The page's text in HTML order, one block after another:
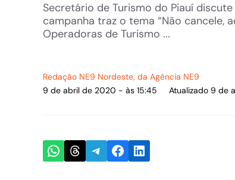
Secretário de Turismo do Piauí
campanha traz o tema “Não cancele,
Operadoras de Turismo ...
Redação NE9 Nordeste, da Agência NE9
9 de abril de 2020 - às 15:45
Atualizado 9 de
Share on WhatsApp
Share on Threads
Share on Telegram
Share on Facebook
Share on LinkedIn